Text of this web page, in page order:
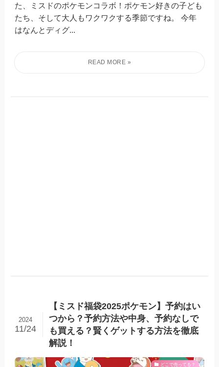
た、ミスドのポケモンコラボ！ポケモン好きの子ども
たち、そして大人もワクワクする季節ですね。 今年
はなんとディグ...
【ミスド福袋2025ポケモン】予約はい
つから？予約方法や中身、予約なしで
も買える？賢くゲットする方法を徹底
解説！
2024
11/24
どこで売ってる？